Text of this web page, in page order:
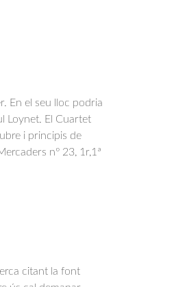
En el seu lloc podria
Loynet. El Cuartet
i principis de
nº 23, 1r,1ª
citant la font